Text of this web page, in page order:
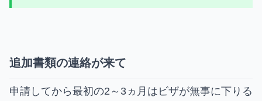
追加書類の連絡が来て
申請してから最初の2～3ヵ月はビザが無事に下りる